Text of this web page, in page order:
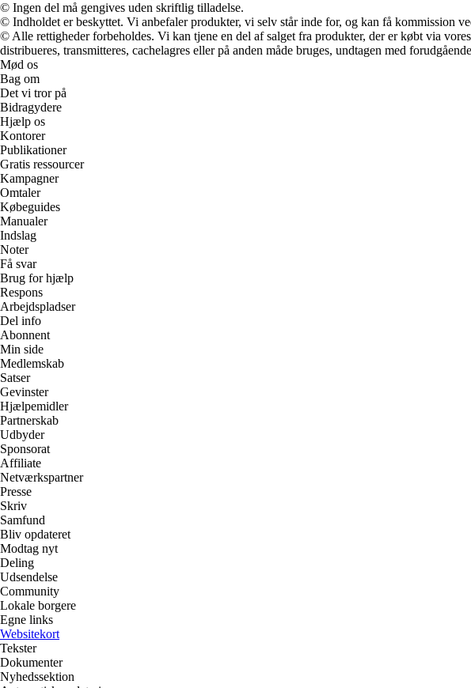
© Ingen del må gengives uden skriftlig tilladelse.
© Indholdet er beskyttet. Vi anbefaler produkter, vi selv står inde for, og kan få kommission
© Alle rettigheder forbeholdes. Vi kan tjene en del af salget fra produkter, der er købt via
distribueres, transmitteres, cachelagres eller på anden måde bruges, undtagen med
Mød os
Bag om
Det vi tror på
Bidragydere
Hjælp os
Kontorer
Publikationer
Gratis ressourcer
Kampagner
Omtaler
Købeguides
Manualer
Indslag
Noter
Få svar
Brug for hjælp
Respons
Arbejdspladser
Del info
Abonnent
Min side
Medlemskab
Satser
Gevinster
Hjælpemidler
Partnerskab
Udbyder
Sponsorat
Affiliate
Netværkspartner
Presse
Skriv
Samfund
Bliv opdateret
Modtag nyt
Deling
Udsendelse
Community
Lokale borgere
Egne links
Websitekort
Tekster
Dokumenter
Nyhedssektion